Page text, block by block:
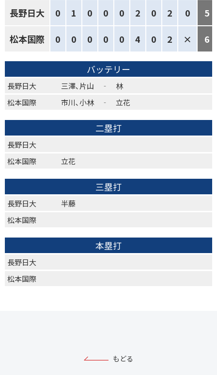
長野日大 0 1 0 0 0 2 0 2 0 5
松本国際 0 0 0 0 0 4 0 2 × 6
バッテリー
長野日大
三澤､片山 ‐ 林
松本国際
市川､小林 ‐ 立花
二塁打
長野日大
松本国際
立花
三塁打
長野日大
半藤
松本国際
本塁打
長野日大
松本国際
もどる